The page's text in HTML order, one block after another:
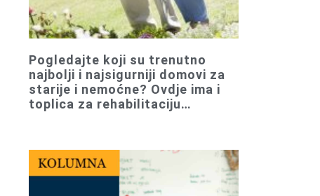
Pogledajte koji su trenutno
najbolji i najsigurniji domovi za
starije i nemoćne? Ovdje ima i
toplica za rehabilitaciju…